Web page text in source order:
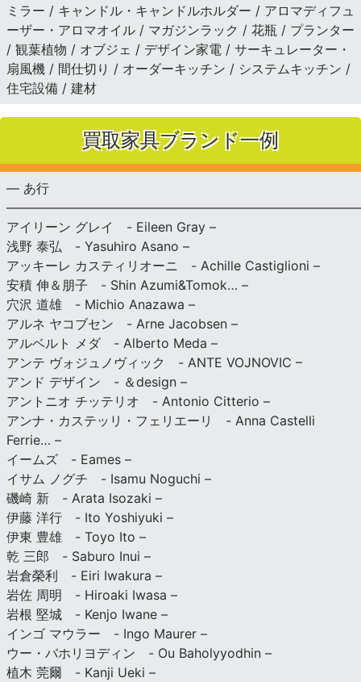
ミラー / キャンドル・キャンドルホルダー / アロマディフュ
ーザー・アロマオイル / マガジンラック / 花瓶 / プランター
/ 観葉植物 / オブジェ / デザイン家電 / サーキュレーター・
扇風機 / 間仕切り / オーダーキッチン / システムキッチン /
住宅設備 / 建材
買取家具ブランド一例
— あ行
アイリーン グレイ - Eileen Gray –
浅野 泰弘 - Yasuhiro Asano –
アッキーレ カスティリオーニ - Achille Castiglioni –
安積 伸＆朋子 - Shin Azumi&Tomok… –
穴沢 道雄 - Michio Anazawa –
アルネ ヤコブセン - Arne Jacobsen –
アルベルト メダ - Alberto Meda –
アンテ ヴォジュノヴィック - ANTE VOJNOVIC –
アンド デザイン - ＆design –
アントニオ チッテリオ - Antonio Citterio –
アンナ・カステッリ・フェリエーリ - Anna Castelli
Ferrie… –
イームズ - Eames –
イサム ノグチ - Isamu Noguchi –
磯崎 新 - Arata Isozaki –
伊藤 洋行 - Ito Yoshiyuki –
伊東 豊雄 - Toyo Ito –
乾 三郎 - Saburo Inui –
岩倉榮利 - Eiri Iwakura –
岩佐 周明 - Hiroaki Iwasa –
岩根 堅城 - Kenjo Iwane –
インゴ マウラー - Ingo Maurer –
ウー・バホリヨディン - Ou Baholyyodhin –
植木 莞爾 - Kanji Ueki –